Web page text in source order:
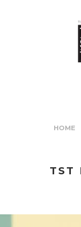
HOME
TST